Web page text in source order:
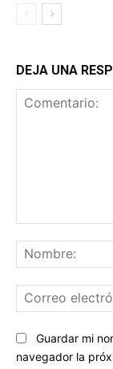
DEJA UNA
Sitio
web:
Guardar mi
navegador la